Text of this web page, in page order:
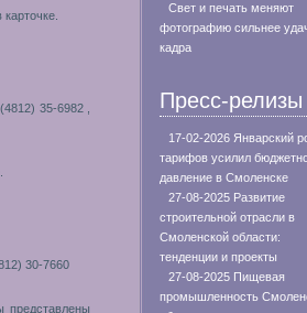
35-6982 ,
30-7660
представлены
Свет и печать меняют
фотографию сильнее
кадра
Пресс-релизы
17-02-2026 Январский
тарифов усилил
давление в Смоленске
27-08-2025 Развитие
строительной отрасли в
Смоленской области:
тенденции и проекты
27-08-2025 Пищевая
промышленность